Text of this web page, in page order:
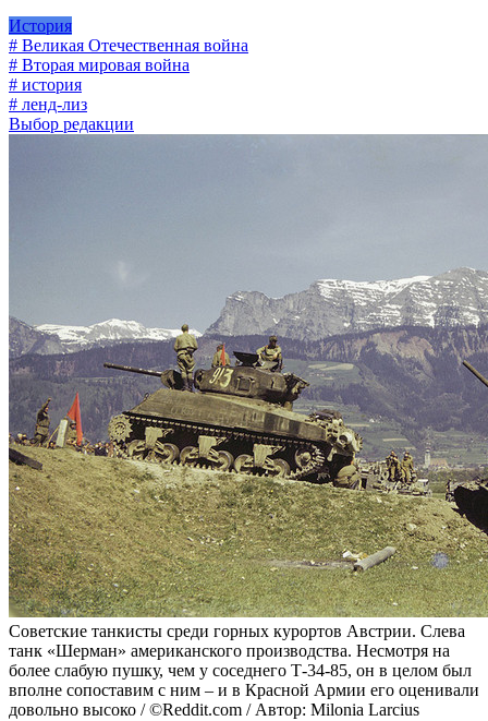
История
# Великая Отечественная война
# Вторая мировая война
# история
# ленд-лиз
Выбор редакции
Советские танкисты среди горных курортов Австрии. Слева
танк «Шерман» американского производства. Несмотря на
более слабую пушку, чем у соседнего Т-34-85, он в целом был
вполне сопоставим с ним – и в Красной Армии его оценивали
довольно высоко / ©Reddit.com / Автор: Milonia Larcius